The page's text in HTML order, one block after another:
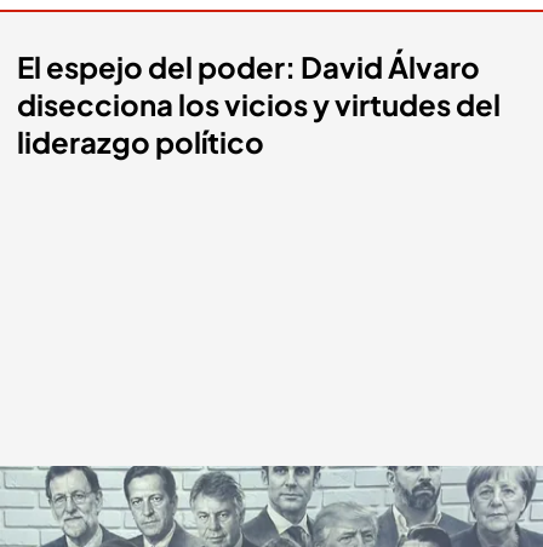
El espejo del poder: David Álvaro
disecciona los vicios y virtudes del
liderazgo político
David Álvaro en su entrevista con Manso.Cuatro